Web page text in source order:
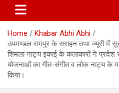
Home
Khabar Abhi Abhi
उपमण्डल रामपुर के सराहन तथा ज्यूरी में
शिमला नाट्य इकाई के कलाकारों ने प्रदेश
योजनाओं का गीत-संगीत व लोक नाट्य के
किया।